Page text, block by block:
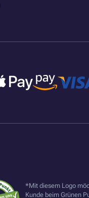
*Mit diesem Logo
Kunde beim Grünen